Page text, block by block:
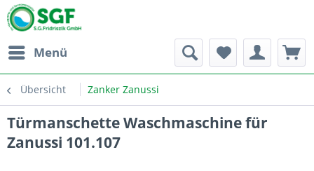
Menü
Übersicht Zanker Zanussi
Türmanschette Waschmaschine für
Zanussi 101.107